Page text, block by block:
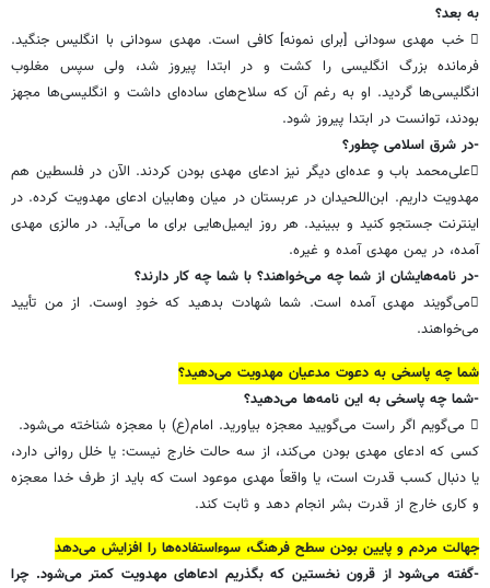
به بعد؟
 خب مهدی سودانی [برای نمونه] کافی است. مهدی سودانی با انگلیس جنگید.
فرمانده بزرگ انگلیسی را کشت و در ابتدا پیروز شد، ولی سپس مغلوب
انگلیسی‌ها گردید. او به رغم آن که سلاح‌های ساده‌ای داشت و انگلیسی‌ها مجهز
بودند، توانست در ابتدا پیروز شود.
-در شرق اسلامی چطور؟
علی‌محمد باب و عده‌ای دیگر نیز ادعای مهدی بودن کردند. الآن در فلسطین هم
مهدویت داریم. ابن‌اللحیدان در عربستان در میان وهابیان ادعای مهدویت کرده. در
اینترنت جستجو کنید و ببینید. هر روز ایمیل‌هایی برای ما می‌آید. در مالزی مهدی
آمده، در یمن مهدی آمده و غیره.
-در نامه‌هایشان از شما چه می‌خواهند؟ با شما چه کار دارند؟
می‌گویند مهدی آمده است. شما شهادت بدهید که خودِ اوست. از من تأیید
می‌خواهند.
شما چه پاسخی به دعوت مدعیان مهدویت می‌دهید؟
-شما چه پاسخی به این نامه‌ها می‌دهید؟
 می‌گویم اگر راست می‌گویید معجزه بیاورید. امام(ع) با معجزه شناخته می‌شود.
کسی که ادعای مهدی بودن می‌کند، از سه حالت خارج نیست: یا خلل روانی دارد،
یا دنبال کسب قدرت است، یا واقعاً مهدی موعود است که باید از طرف خدا معجزه
و کاری خارج از قدرت بشر انجام دهد و ثابت کند.
جهالت مردم و پایین بودن سطح فرهنگ، سوءاستفاده‌ها را افزایش می‌دهد
-گفته می‌شود از قرون نخستین که بگذریم ادعاهای مهدویت کمتر می‌شود. چرا